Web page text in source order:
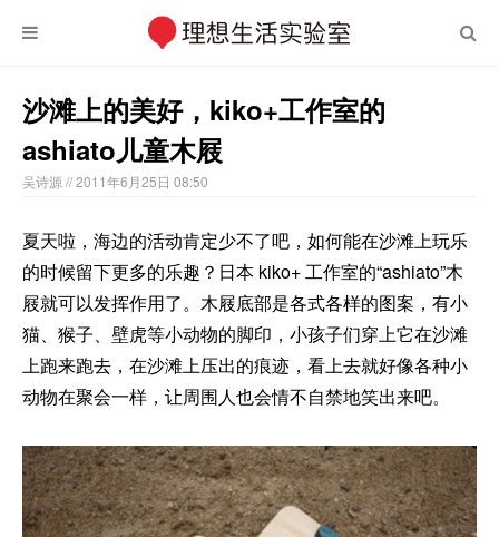
沙滩上的美好，kiko+工作室的
ashiato儿童木屐
吴诗源 // 2011年6月25日 08:50
夏天啦，海边的活动肯定少不了吧，如何能在沙滩上玩乐
的时候留下更多的乐趣？日本 kiko+ 工作室的“ashiato”木
屐就可以发挥作用了。木屐底部是各式各样的图案，有小
猫、猴子、壁虎等小动物的脚印，小孩子们穿上它在沙滩
上跑来跑去，在沙滩上压出的痕迹，看上去就好像各种小
动物在聚会一样，让周围人也会情不自禁地笑出来吧。